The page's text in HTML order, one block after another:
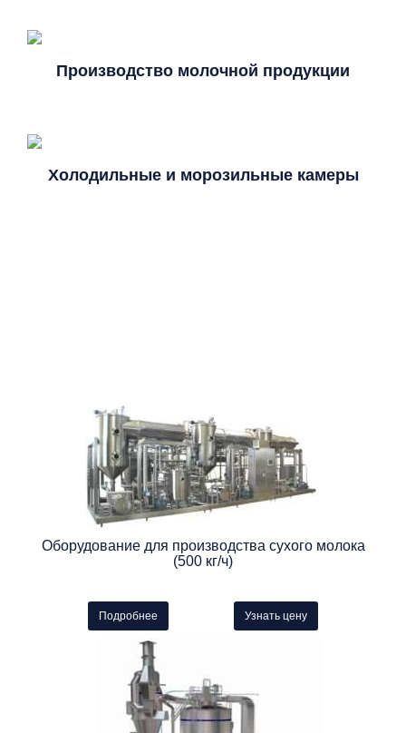
Производство молочной продукции
Холодильные и морозильные камеры
Оборудование для производства сухого молока
(500 кг/ч)
Подробнее Узнать цену